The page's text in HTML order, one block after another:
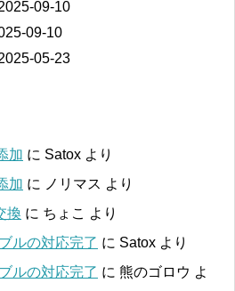
09-10
09-10
05-23
加 に Satox より
加 に ノリマス より
換 に ちょこ より
ルの対応完了 に Satox より
ルの対応完了 に 熊のゴロウ よ